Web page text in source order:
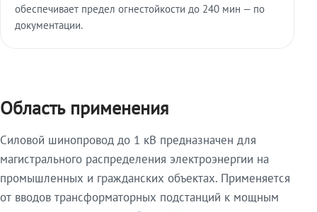
обеспечивает предел огнестойкости до 240 мин — по
документации.
Область применения
Силовой шинопровод до 1 кВ предназначен для
магистрального распределения электроэнергии на
промышленных и гражданских объектах. Применяется
от вводов трансформаторных подстанций к мощным